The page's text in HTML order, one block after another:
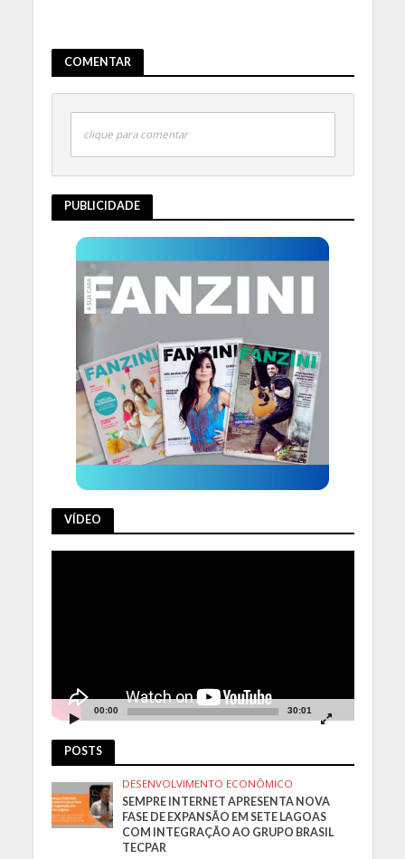
COMENTAR
clique para comentar
PUBLICIDADE
VÍDEO
00:00 30:01
POSTS
DESENVOLVIMENTO ECONÔMICO
SEMPRE INTERNET APRESENTA NOVA
FASE DE EXPANSÃO EM SETE LAGOAS
COM INTEGRAÇÃO AO GRUPO BRASIL
TECPAR